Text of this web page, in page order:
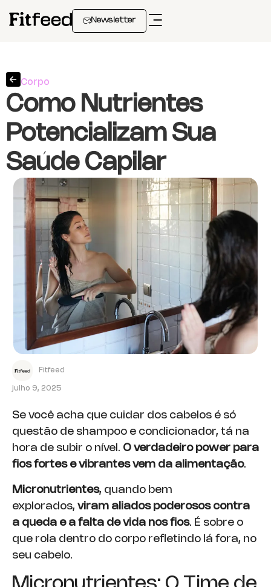
Newsletter
Corpo
Como Nutrientes
Potencializam Sua
Saúde Capilar
Fitfeed
julho 9, 2025
Se você acha que cuidar dos cabelos é só
questão de shampoo e condicionador, tá na
hora de subir o nível. O verdadeiro power para
fios fortes e vibrantes vem da alimentação.
Micronutrientes, quando bem
explorados, viram aliados poderosos contra
a queda e a falta de vida nos fios. É sobre o
que rola dentro do corpo refletindo lá fora, no
seu cabelo.